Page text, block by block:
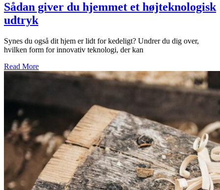
Sådan giver du hjemmet et højteknologisk
udtryk
Synes du også dit hjem er lidt for kedeligt? Undrer du dig over,
hvilken form for innovativ teknologi, der kan
Read More